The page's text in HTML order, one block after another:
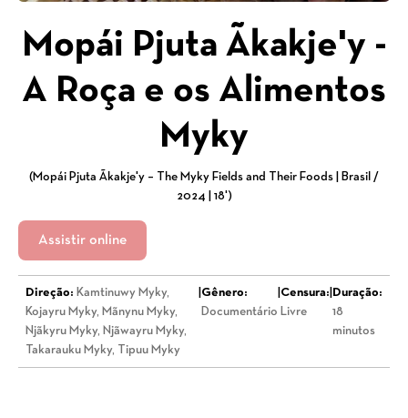
Mopái Pjuta Ãkakje'y -
A Roça e os Alimentos
Myky
(Mopái Pjuta Ãkakje'y – The Myky Fields and Their Foods | Brasil /
2024 | 18')
Assistir online
Direção: Kamtinuwy Myky,
Kojayru Myky, Mãnynu Myky,
Njãkyru Myky, Njãwayru Myky,
Takarauku Myky, Tipuu Myky
Gênero:
Documentário
Censura:
Livre
Duração:
18
minutos